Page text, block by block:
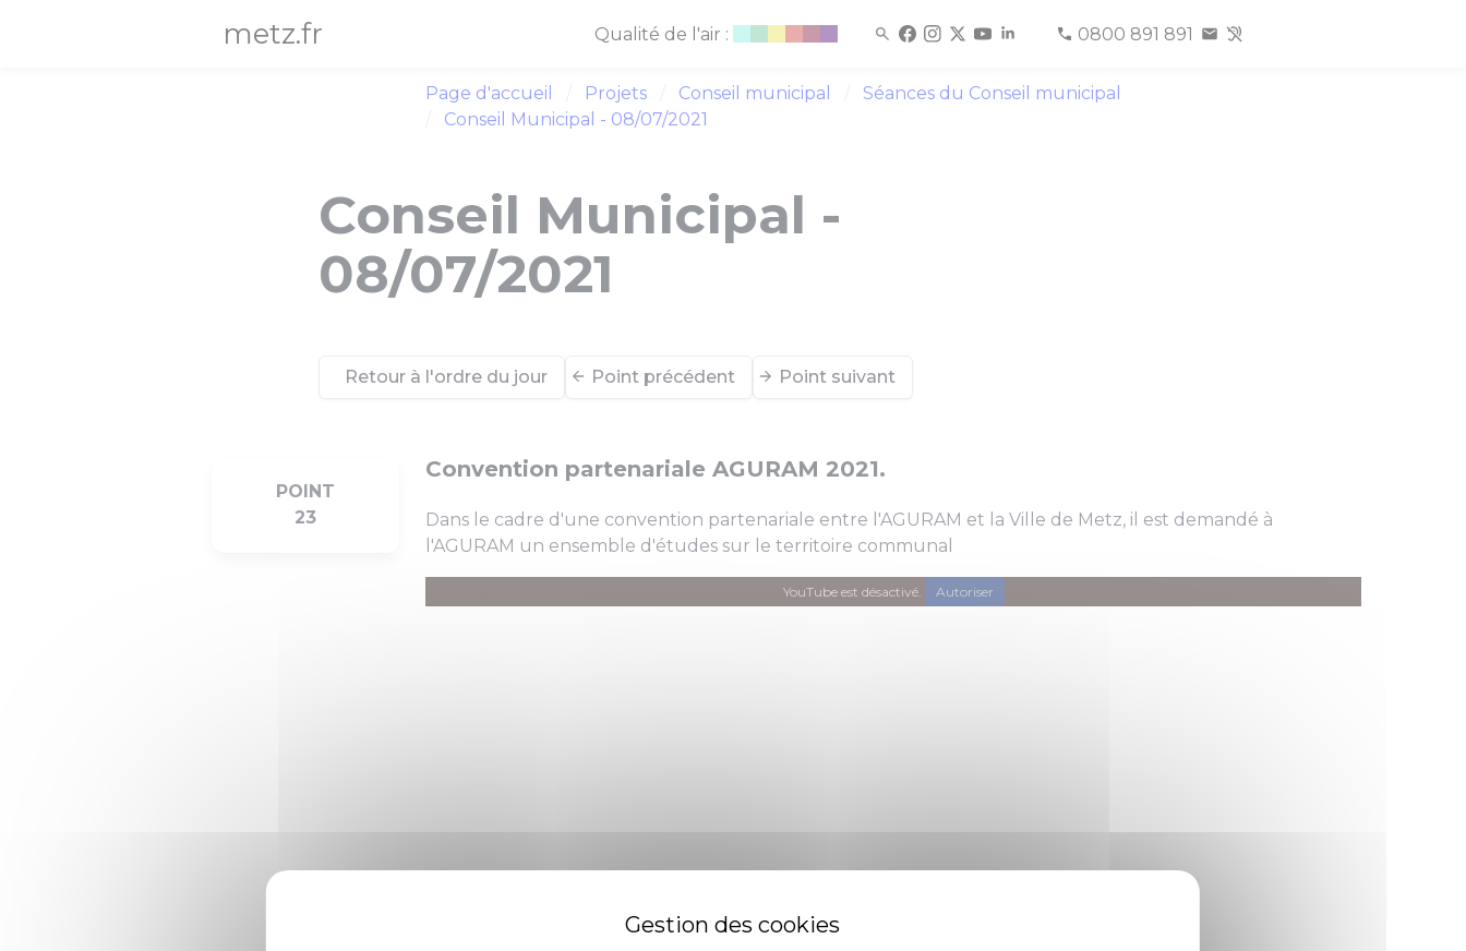
metz.fr Qualité de l'air : 0800 891 891
Page d'accueil Projets Conseil municipal
Séances du Conseil municipal
Conseil Municipal - 08/07/2021
Conseil Municipal -
08/07/2021
Retour à l'ordre du jour Point précédent Point suivant
POINT
23
Convention partenariale AGURAM 2021.
Dans le cadre d'une convention partenariale entre l'AGURAM et la Ville de Metz, il est demandé à
l'AGURAM un ensemble d'études sur le territoire communal
YouTube est désactivé. Autoriser